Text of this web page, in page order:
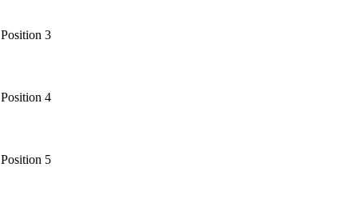
Position 3
Position 4
Position 5